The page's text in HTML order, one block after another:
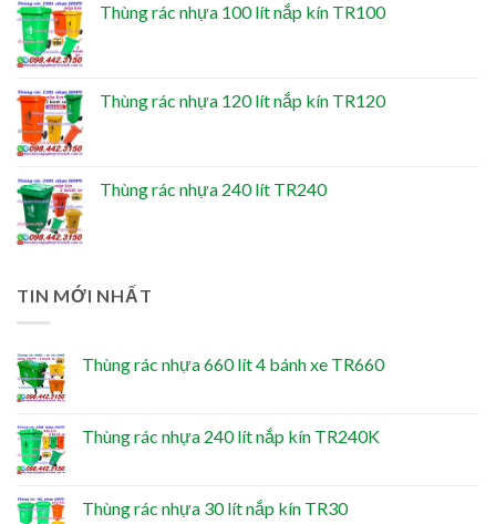
Thùng rác nhựa 100 lít nắp kín TR100
Thùng rác nhựa 120 lít nắp kín TR120
Thùng rác nhựa 240 lít TR240
TIN MỚI NHẤT
Thùng rác nhựa 660 lít 4 bánh xe TR660
Thùng rác nhựa 240 lít nắp kín TR240K
Thùng rác nhựa 30 lít nắp kín TR30